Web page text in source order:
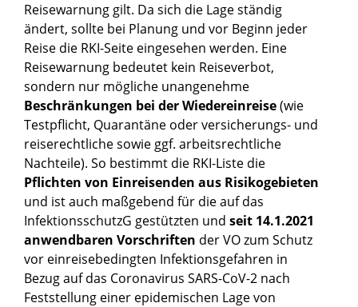
Reisewarnung gilt. Da sich die Lage ständig
ändert, sollte bei Planung und vor Beginn jeder
Reise die RKI-Seite eingesehen werden. Eine
Reisewarnung bedeutet kein Reiseverbot,
sondern nur mögliche unangenehme
Beschränkungen bei der Wiedereinreise(wie
Testpflicht, Quarantäne oder versicherungs- und
reiserechtliche sowie ggf. arbeitsrechtliche
Nachteile). So bestimmt die RKI-Liste die
Pflichten von Einreisenden aus Risikogebieten
und ist auch maßgebend für die auf das
InfektionsschutzG gestützten und seit 14.1.2021
anwendbaren Vorschriften der VO zum Schutz
vor einreisebedingten Infektionsgefahren in
Bezug auf das Coronavirus SARS-CoV-2 nach
Feststellung einer epidemischen Lage von